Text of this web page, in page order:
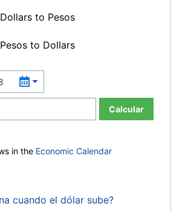
to Pesos
to Dollars
Calcular
in the Economic Calendar
cuando el dólar sube?